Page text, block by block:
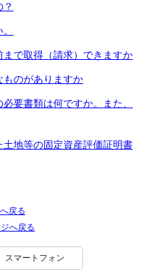
で取得（請求）できますか
ものがありますか
要書類は何ですか。また、
地等の固定資産評価証明書
戻る
へ戻る
スマートフォン